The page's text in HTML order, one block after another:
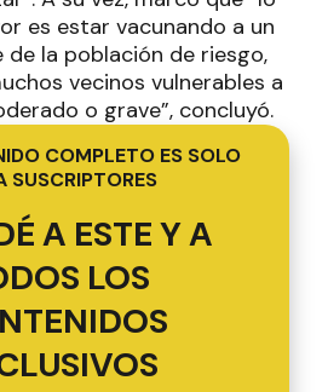
es estar vacunando a un
la población de riesgo,
vecinos vulnerables a
o grave”, concluyó.
COMPLETO ES SOLO
SUSCRIPTORES
A ESTE Y A
LOS